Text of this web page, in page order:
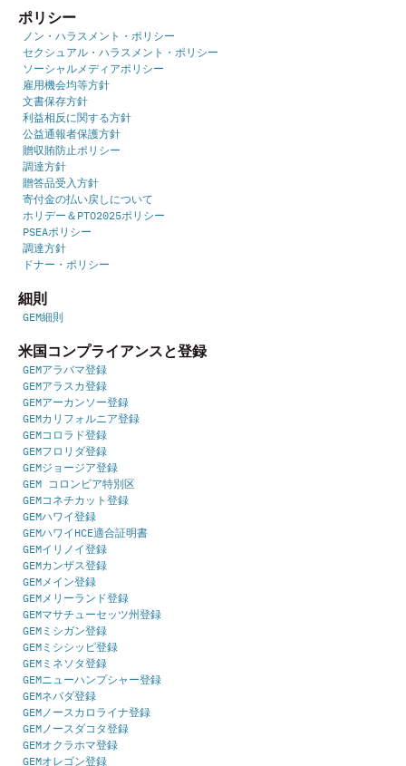
ポリシー
ノン・ハラスメント・ポリシー
セクシュアル・ハラスメント・ポリシー
ソーシャルメディアポリシー
雇用機会均等方針
文書保存方針
利益相反に関する方針
公益通報者保護方針
贈収賄防止ポリシー
調達方針
贈答品受入方針
寄付金の払い戻しについて
ホリデー＆PTO2025ポリシー
PSEAポリシー
調達方針
ドナー・ポリシー
細則
GEM細則
米国コンプライアンスと登録
GEMアラバマ登録
GEMアラスカ登録
GEMアーカンソー登録
GEMカリフォルニア登録
GEMコロラド登録
GEMフロリダ登録
GEMジョージア登録
GEM コロンビア特別区
GEMコネチカット登録
GEMハワイ登録
GEMハワイHCE適合証明書
GEMイリノイ登録
GEMカンザス登録
GEMメイン登録
GEMメリーランド登録
GEMマサチューセッツ州登録
GEMミシガン登録
GEMミシシッピ登録
GEMミネソタ登録
GEMニューハンプシャー登録
GEMネバダ登録
GEMノースカロライナ登録
GEMノースダコタ登録
GEMオクラホマ登録
GEMオレゴン登録